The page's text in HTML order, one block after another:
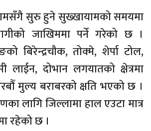
सुरु हुने सुख्खायामको समयमा
जाखिममा पर्ने गरेको छ ।
बिरेन्द्रचौक, तोक्मे, शेर्पा टोल,
लाईन, दोभान लगयातको क्षेत्रमा
मुल्य बराबरको क्षति भएको छ ।
लागि जिल्लामा हाल एउटा मात्र
रहेको छ ।